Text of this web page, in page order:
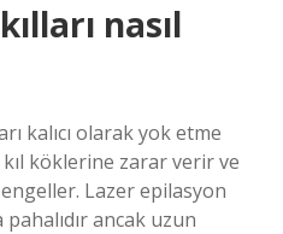
nasıl
kalıcı olarak yok etme
kıl köklerine zarar verir ve
engeller. Lazer epilasyon
ancak uzun